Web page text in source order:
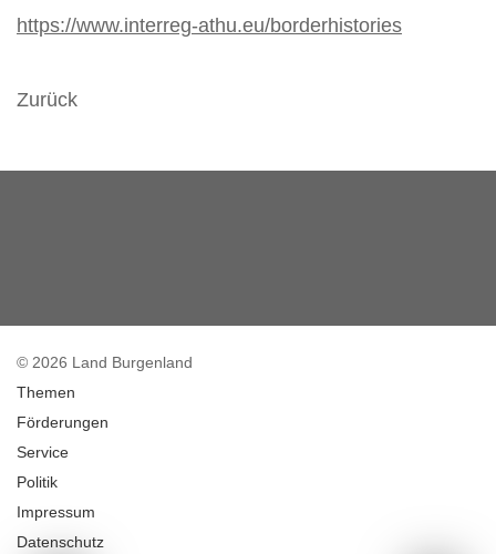
https://www.interreg-athu.eu/borderhistories
Zurück
© 2026 Land Burgenland
Themen
Förderungen
Service
Politik
Impressum
Datenschutz